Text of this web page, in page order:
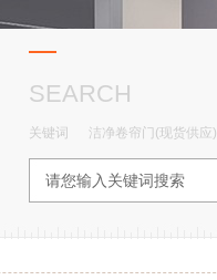
SEARCH
关键词 洁净卷帘门(现货供应)